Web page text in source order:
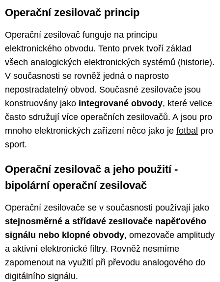
Operační zesilovač princip
Operační zesilovač funguje na principu
elektronického obvodu. Tento prvek tvoří základ
všech analogických elektronických systémů (historie).
V současnosti se rovněž jedná o naprosto
nepostradatelný obvod. Současné zesilovače jsou
konstruovány jako integrované obvody, které velice
často sdružují více operačních zesilovačů. A jsou pro
mnoho elektronických zařízení něco jako je fotbal pro
sport.
Operační zesilovač a jeho použití -
bipolární operační zesilovač
Operační zesilovače se v současnosti používají jako
stejnosměrné a střídavé zesilovače napěťového
signálu nebo klopné obvody, omezovače amplitudy
a aktivní elektronické filtry. Rovněž nesmíme
zapomenout na využití při převodu analogového do
digitálního signálu.